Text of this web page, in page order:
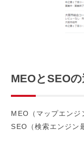
MEOとSEOの
MEO（マップエンジ
SEO（検索エンジン